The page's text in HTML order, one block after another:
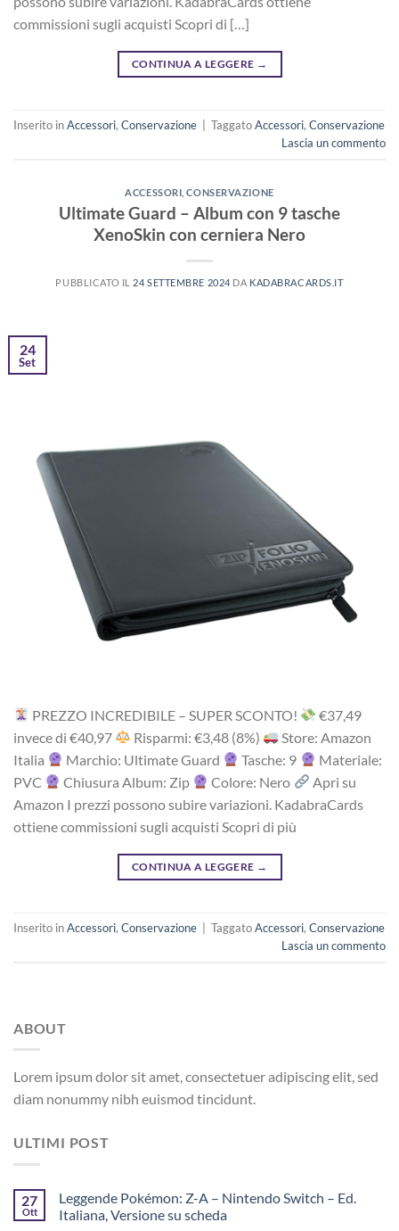
commissioni sugli acquisti Scopri di […]
CONTINUA A LEGGERE →
Inserito inAccessori, Conservazione TaggatoAccessori, Conservazione
Lascia un commento
ACCESSORI ,CONSERVAZIONE
Ultimate Guard – Album con 9 tasche
XenoSkin con cerniera Nero
PUBBLICATO IL 24 SETTEMBRE 2024 DA KADABRACARDS.IT
24
Set
PREZZO INCREDIBILE – SUPER SCONTO!
‎€37,49
i‎nv‎ec‎e ‎di‎ €40,97
R‎is‎pa‎rm‎i: €3,48 (8%)
Store: Amazon
Italia
Marchio: Ultimate Guard Tasche: 9
Materiale:
PVC
Chiusura Album: Zip Colore: Nero
Apri su
Amazon I prezzi possono subire variazioni. KadabraCards
ottiene commissioni sugli acquisti Scopri di più
CONTINUA A LEGGERE →
Inserito inAccessori, Conservazione TaggatoAccessori, Conservazione
Lascia un commento
ABOUT
Lorem ipsum dolor sit amet, consectetuer adipiscing elit, sed
diam nonummy nibh euismod tincidunt.
ULTIMI POST
27
Ott
Leggende Pokémon: Z-A – Nintendo Switch – Ed.
Italiana, Versione su scheda